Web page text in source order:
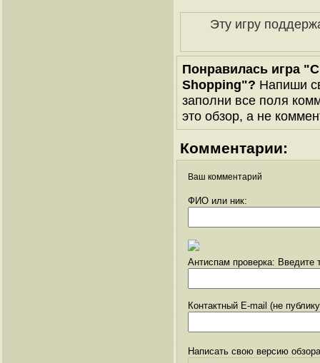
Эту игру
Понравилась игра
Shopping"? Напиши
заполни все поля
это обзор, а не
Комментарии:
Ваш комментарий
ФИО или ник:
Антиспам проверка: Введите
Контактный E-mail (не
Написать свою версию